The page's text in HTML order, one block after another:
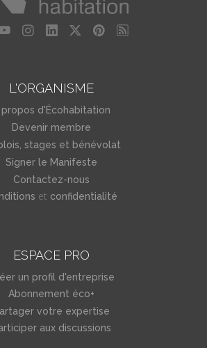
L'ORGANISME
propos d'Écohabitation
Devenir membre
stages et bénévolat
Signer le Manifeste
Contactez-nous
et confidentialité
ESPACE PRO
un profil d'entreprise
Abonnement éco+
votre expertise
aux discussions